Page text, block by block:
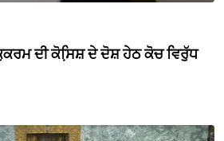
ਦੀ ਕੋਸਿ਼ਸ਼ ਦੇ ਦੋਸ਼ ਹੇਠ ਕੋਚ ਵਿਰੁੱਧ